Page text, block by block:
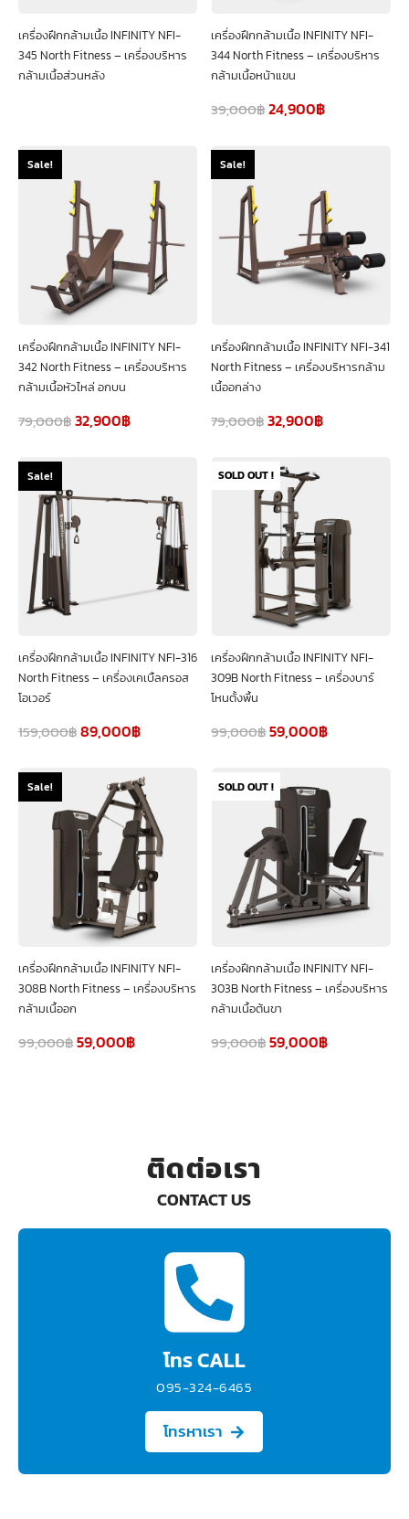
เครื่องฝึกกล้ามเนื้อ INFINITY NFI-
345 North Fitness – เครื่องบริหาร
กล้ามเนื้อส่วนหลัง
เครื่องฝึกกล้ามเนื้อ INFINITY NFI-
344 North Fitness – เครื่องบริหาร
กล้ามเนื้อหน้าแขน
39,000฿24,900฿
Sale!
เครื่องฝึกกล้ามเนื้อ INFINITY NFI-
342 North Fitness – เครื่องบริหาร
กล้ามเนื้อหัวไหล่ อกบน
79,000฿32,900฿
Sale!
เครื่องฝึกกล้ามเนื้อ INFINITY NFI-341
North Fitness – เครื่องบริหารกล้าม
เนื้ออกล่าง
79,000฿32,900฿
Sale!
เครื่องฝึกกล้ามเนื้อ INFINITY NFI-316
North Fitness – เครื่องเคเบิ้ลครอส
โอเวอร์
159,000฿89,000฿
SOLD OUT !
เครื่องฝึกกล้ามเนื้อ INFINITY NFI-
309B North Fitness – เครื่องบาร์
โหนตั้งพื้น
99,000฿59,000฿
Sale!
เครื่องฝึกกล้ามเนื้อ INFINITY NFI-
308B North Fitness – เครื่องบริหาร
กล้ามเนื้ออก
99,000฿59,000฿
SOLD OUT !
เครื่องฝึกกล้ามเนื้อ INFINITY NFI-
303B North Fitness – เครื่องบริหาร
กล้ามเนื้อต้นขา
99,000฿59,000฿
CONTACT US
ติดต่อเรา
095-324-6465
โทร CALL
โทรหาเรา